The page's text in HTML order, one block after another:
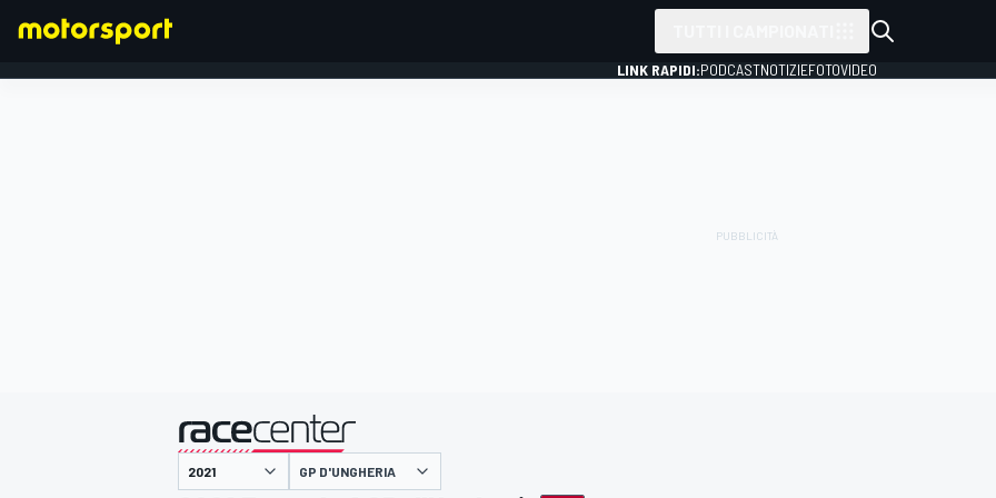
LINK RAPIDI:PODCASTNOTIZIEFOTOVIDEO
presentato da
GP D'UNGHERIA